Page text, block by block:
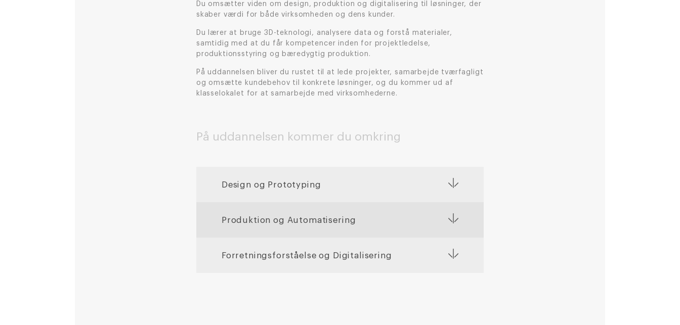
Du omsætter viden om design, produktion og digitalisering til løsninger, der
skaber værdi for både virksomheden og dens kunder.
Du lærer at bruge 3D-teknologi, analysere data og forstå materialer,
samtidig med at du får kompetencer inden for projektledelse,
produktionsstyring og bæredygtig produktion.
På uddannelsen bliver du rustet til at lede projekter, samarbejde tværfagligt
og omsætte kundebehov til konkrete løsninger, og du kommer ud af
klasselokalet for at samarbejde med virksomhederne.
På uddannelsen kommer du omkring
Design og Prototyping
Produktion og Automatisering
Forretningsforståelse og Digitalisering